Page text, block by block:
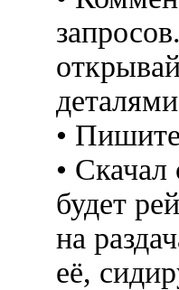
•
•
будет
на
её,